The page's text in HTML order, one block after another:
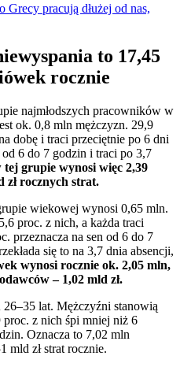
pracują dłużej od nas,
to 17,45
rocznie
najmłodszych pracowników w
ok. 0,8 mln mężczyzn. 29,9
dobę i traci przeciętnie po 6 dni
6 do 7 godzin i traci po 3,7
grupie wynosi więc 2,39
zł rocznych strat.
wiekowej wynosi 0,65 mln.
proc. z nich, a każda traci
przeznacza na sen od 6 do 7
się to na 3,7 dnia absencji,
wynosi rocznie ok. 2,05 mln,
– 1,02 mld zł.
lat. Mężczyźni stanowią
z nich śpi mniej niż 6
Oznacza to 7,02 mln
mld zł strat rocznie.